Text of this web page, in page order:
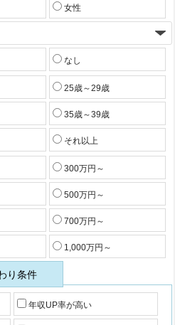
女性
なし
25歳～29歳
35歳～39歳
それ以上
300万円～
500万円～
700万円～
1,000万円～
り条件
年収UP率が高い